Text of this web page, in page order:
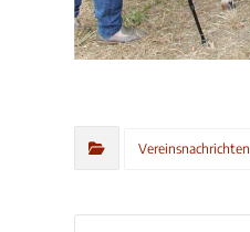
Vereinsnachrichten